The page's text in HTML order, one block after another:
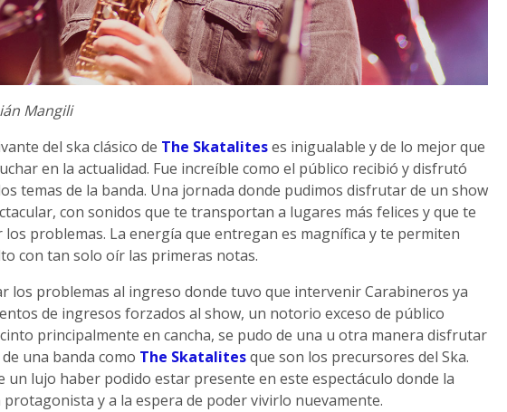
Mangili
del ska clásico de The Skataliteses inigualable y de lo mejor que
en la actualidad. Fue increíble como el público recibió y disfrutó
temas de la banda. Una jornada donde pudimos disfrutar de un show
con sonidos que te transportan a lugares más felices y que te
los problemas. La energía que entregan es magnífica y te permiten
con tan solo oír las primeras notas.
los problemas al ingreso donde tuvo que intervenir Carabineros ya
de ingresos forzados al show, un notorio exceso de público
principalmente en cancha, se pudo de una u otra manera disfrutar
una banda como The Skatalitesque son los precursores del Ska.
un lujo haber podido estar presente en este espectáculo donde la
protagonista y a la espera de poder vivirlo nuevamente.